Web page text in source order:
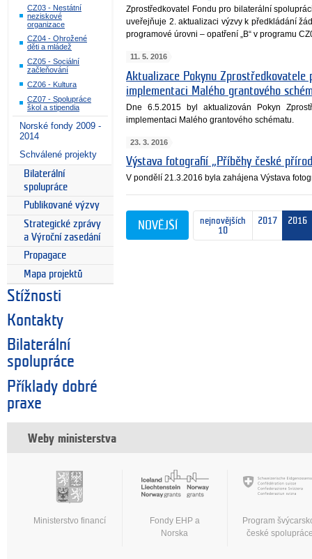
CZ03 - Nestátní
neziskové
organizace
CZ04 - Ohrožené
děti a mládež
CZ05 - Sociální
začleňování
CZ06 - Kultura
CZ07 - Spolupráce
škol a stipendia
Norské fondy 2009 -
2014
Schválené projekty
Bilaterální
spolupráce
Publikované výzvy
Strategické zprávy
a Výroční zasedání
Propagace
Mapa projektů
Stížnosti
Kontakty
Bilaterální
spolupráce
Příklady dobré
praxe
Zprostředkovatel Fondu pro bilaterální
uveřejňuje 2. aktualizaci výzvy k předkládání
programové úrovni – opatření „B“ v programu
11. 5. 2016
Aktualizace Pokynu Zprostředkovatele
implementaci Malého grantového
Dne 6.5.2015 byl aktualizován Pokyn
implementaci Malého grantového schématu.
23. 3. 2016
Výstava fotografií „Příběhy české
V pondělí 21.3.2016 byla zahájena Výstava
nejnovějších
10
2017 2016
NOVĚJŠÍ
Weby ministerstva
Ministerstvo financí
Fondy EHP a
Norska
Program
české